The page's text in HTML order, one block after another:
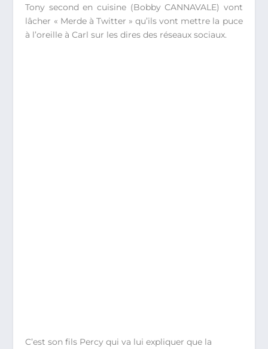
Tony second en cuisine (Bobby CANNAVALE) vont
lâcher « Merde à Twitter » qu’ils vont mettre la puce
à l’oreille à Carl sur les dires des réseaux sociaux.
C’est son fils Percy qui va lui expliquer que la